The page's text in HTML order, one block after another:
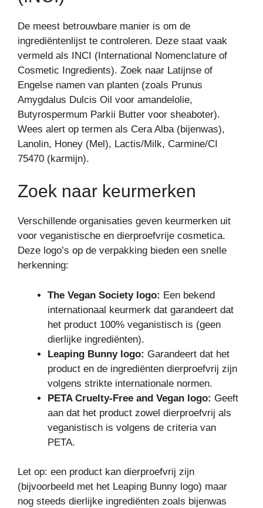
De meest betrouwbare manier is om de
ingrediëntenlijst te controleren. Deze staat vaak
vermeld als INCI (International Nomenclature of
Cosmetic Ingredients). Zoek naar Latijnse of
Engelse namen van planten (zoals Prunus
Amygdalus Dulcis Oil voor amandelolie,
Butyrospermum Parkii Butter voor sheaboter).
Wees alert op termen als Cera Alba (bijenwas),
Lanolin, Honey (Mel), Lactis/Milk, Carmine/CI
75470 (karmijn).
Zoek naar keurmerken
Verschillende organisaties geven keurmerken uit
voor veganistische en dierproefvrije cosmetica.
Deze logo’s op de verpakking bieden een snelle
herkenning:
The Vegan Society logo: Een bekend
internationaal keurmerk dat garandeert dat
het product 100% veganistisch is (geen
dierlijke ingrediënten).
Leaping Bunny logo: Garandeert dat het
product en de ingrediënten dierproefvrij zijn
volgens strikte internationale normen.
PETA Cruelty-Free and Vegan logo: Geeft
aan dat het product zowel dierproefvrij als
veganistisch is volgens de criteria van
PETA.
Let op: een product kan dierproefvrij zijn
(bijvoorbeeld met het Leaping Bunny logo) maar
nog steeds dierlijke ingrediënten zoals bijenwas